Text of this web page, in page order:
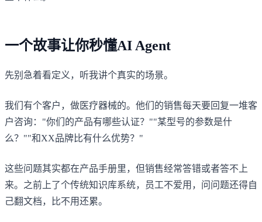
一个故事让你秒懂AI Agent
先别急着看定义，听我讲个真实的场景。
我们有个客户，做医疗器械的。他们的销售每天要回复一堆客
户咨询："你们的产品有哪些认证？""某型号的参数是什
么？""和XX品牌比有什么优势？"
这些问题其实都在产品手册里，但销售经常答错或者答不上
来。之前上了个传统知识库系统，员工不爱用，问问题还得自
己翻文档，比不用还累。